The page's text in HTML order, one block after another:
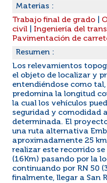
Materias :
Trabajo final de grado
civil
Ingeniería del
Pavimentación de
Resumen :
Los relevamientos
el objeto de localizar y
entendiéndose como
predomina la longitud
la cual los vehículos
seguridad y comodidad
determinada. El
una ruta alternativa
aproximadamente 25
realizar este recorrido
(16Km) pasando por la
continuando por RN 50
finalmente, llegar a San